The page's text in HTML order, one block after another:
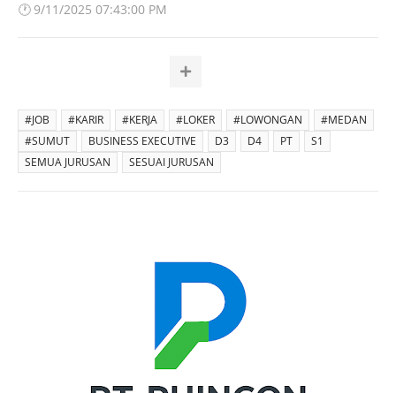
🕐 9/11/2025 07:43:00 PM
#JOB #KARIR #KERJA #LOKER #LOWONGAN
#MEDAN
#SUMUT
BUSINESS EXECUTIVE D3 D4 PT
S1
SEMUA JURUSAN
SESUAI JURUSAN